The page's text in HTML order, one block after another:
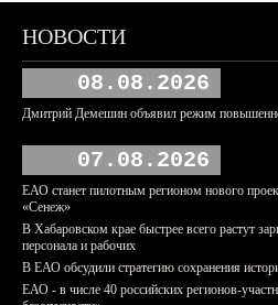
НОВОСТИ
08.08.2026
Дмитрий Демешин объявил режим
07.08.2026
ЕАО станет пилотным регионом нового
«Сенеж»
В Хабаровском крае быстрее всего растут
персонала и рабочих
В ЕАО обсудили стратегию сохранения
ЕАО - в числе 40 российских регионов-